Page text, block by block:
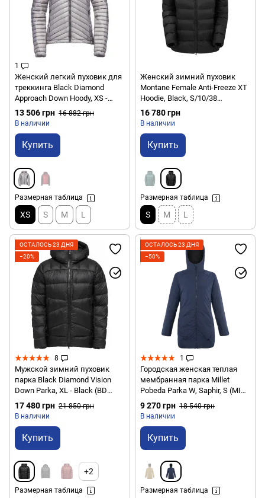
1
Женский легкий пуховик для
треккинга Black Diamond
Approach Down Hoody, XS -
Purple Haze (BD 746002.5001-
XS)
13 506 грн 16 882 грн
В наличии
Купить
Размерная таблица
XS S M L
Женский зимний пуховик
Montane Female Anti-Freeze XT
Hoodie, Black, S/10/38
(5056601022793)
16 780 грн
В наличии
Купить
Размерная таблица
S M L
ОСТАЛОСЬ 23 ДНЯ
−20%
8
Мужской зимний пуховик
парка Black Diamond Vision
Down Parka, XL - Black (BD
746120.0002-XL)
17 480 грн 21 850 грн
В наличии
Купить
+2
Размерная таблица
ОСТАЛОСЬ 23 ДНЯ
−50%
1
Городская женская теплая
мембранная парка Millet
Pobeda Parka W, Saphir, S (MIV
9551, 7317-S)
9 270 грн 18 540 грн
В наличии
Купить
Размерная таблица